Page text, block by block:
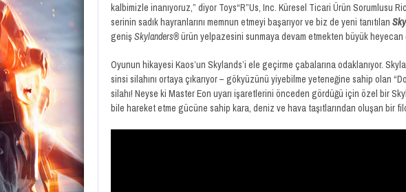
kalbimizle inanıyoruz,” diyor Toys“R”Us, Inc. Küresel Ticari Ürün Sorumlusu
serinin sadık hayranlarını memnun etmeyi başarıyor ve biz de yeni tanıtılan
genişSkylanders®ürün yelpazesini sunmaya devam etmekten büyük heyecan
Oyunun hikayesi Kaos’un Skylands’i ele geçirme çabalarına odaklanıyor.
sinsi silahını ortaya çıkarıyor – gökyüzünü yiyebilme yeteneğine sahip olan
silahı! Neyse ki Master Eon uyarı işaretlerini önceden gördüğü için özel bir
bile hareket etme gücüne sahip kara, deniz ve hava taşıtlarından oluşan bir